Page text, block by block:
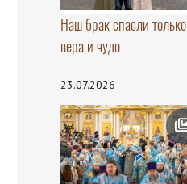
Наш брак спасли только
вера и чудо
23.07.2026